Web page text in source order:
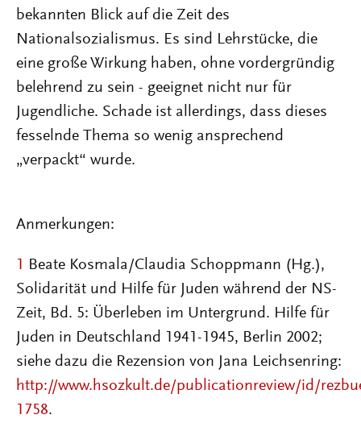
bekannten Blick auf die Zeit des
Nationalsozialismus. Es sind Lehrstücke, die
eine große Wirkung haben, ohne vordergründig
belehrend zu sein - geeignet nicht nur für
Jugendliche. Schade ist allerdings, dass dieses
fesselnde Thema so wenig ansprechend
„verpackt“ wurde.
Anmerkungen:
1
Beate Kosmala/Claudia Schoppmann (Hg.),
Solidarität und Hilfe für Juden während der NS-
Zeit, Bd. 5: Überleben im Untergrund. Hilfe für
Juden in Deutschland 1941-1945, Berlin 2002;
siehe dazu die Rezension von Jana Leichsenring:
http://www.hsozkult.de/publicationreview/id/
1758.